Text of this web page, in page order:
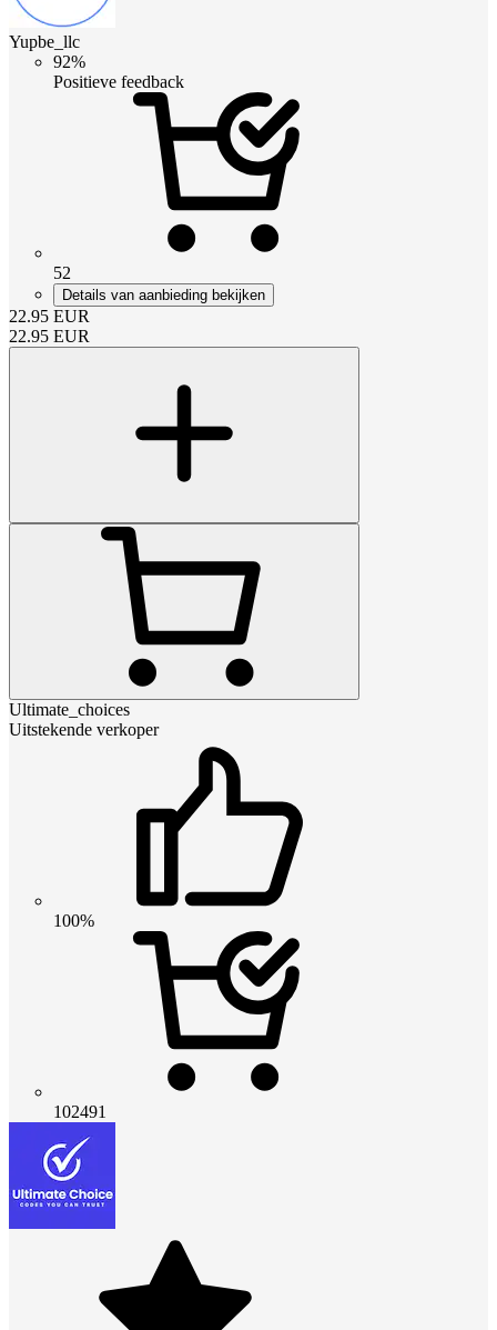
Yupbe_llc
92%
Positieve feedback
52
Details van aanbieding bekijken
22.95 EUR
22.95 EUR
Ultimate_choices
Uitstekende verkoper
100%
102491